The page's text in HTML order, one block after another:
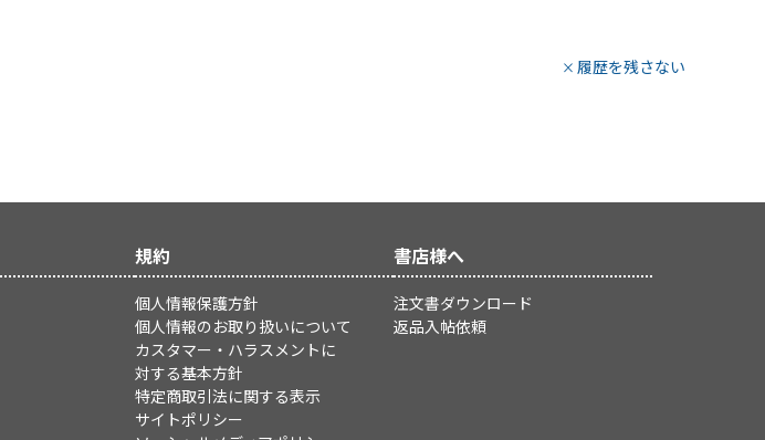
履歴を残さない
規約
個人情報保護方針
個人情報のお取り扱いについて
カスタマー・ハラスメントに
対する基本方針
特定商取引法に関する表示
サイトポリシー
書店様へ
注文書ダウンロード
返品入帖依頼